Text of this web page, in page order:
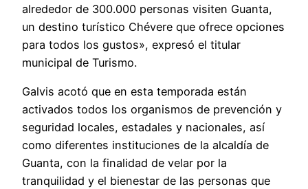
alrededor de 300.000 personas visiten Guanta,
un destino turístico Chévere que ofrece opciones
para todos los gustos», expresó el titular
municipal de Turismo.
Galvis acotó que en esta temporada están
activados todos los organismos de prevención y
seguridad locales, estadales y nacionales, así
como diferentes instituciones de la alcaldía de
Guanta, con la finalidad de velar por la
tranquilidad y el bienestar de las personas que